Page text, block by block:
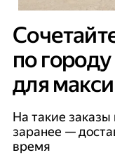
по городу
для
На такие
заранее —
время